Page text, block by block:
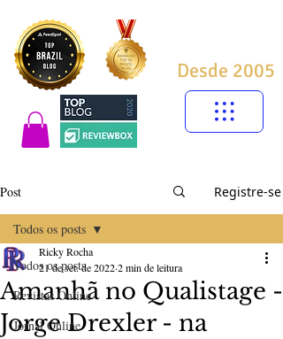
Desde 2005
Post Registre-se
Todos os posts
Revistas Online
Jornal Online
Todos os posts
Amanhã no Qualistage -
Jorge Drexler - na
Ricky Rocha
21 de set. de 20222 min de leitura